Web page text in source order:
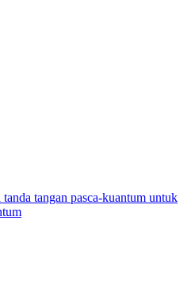
tangan pasca-kuantum untuk